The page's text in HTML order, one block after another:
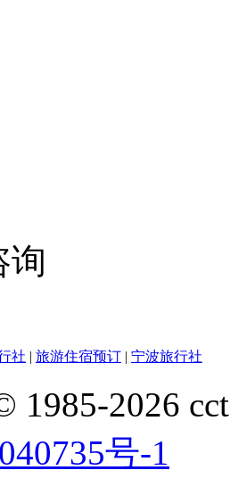
询
社 | 旅游住宿预订 | 宁波旅行社
1985-2026
号-1